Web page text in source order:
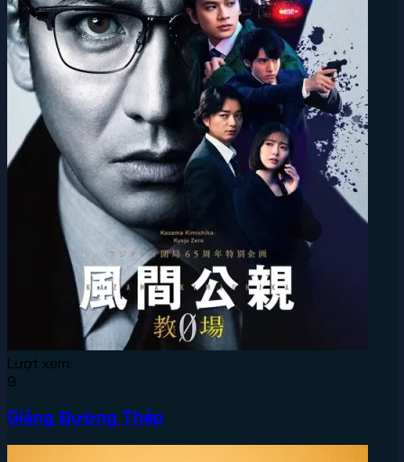
Lượt xem:
9
Giảng Đường Thép